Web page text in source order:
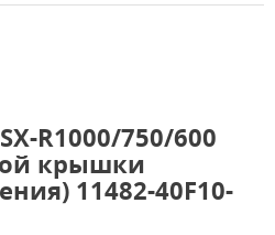
R1000/750/600
крышки
11482-40F10-